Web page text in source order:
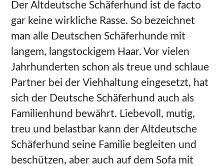
Der Altdeutsche Schäferhund ist de facto
gar keine wirkliche Rasse. So bezeichnet
man alle Deutschen Schäferhunde mit
langem, langstockigem Haar. Vor vielen
Jahrhunderten schon als treue und schlaue
Partner bei der Viehhaltung eingesetzt, hat
sich der Deutsche Schäferhund auch als
Familienhund bewährt. Liebevoll, mutig,
treu und belastbar kann der Altdeutsche
Schäferhund seine Familie begleiten und
beschützen, aber auch auf dem Sofa mit